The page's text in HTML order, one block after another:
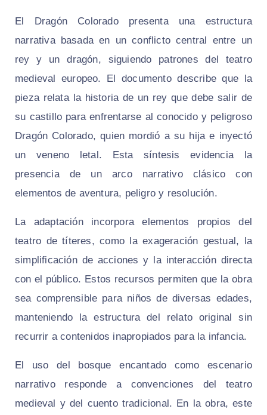
El Dragón Colorado presenta una estructura
narrativa basada en un conflicto central entre un
rey y un dragón, siguiendo patrones del teatro
medieval europeo. El documento describe que la
pieza relata la historia de un rey que debe salir de
su castillo para enfrentarse al conocido y peligroso
Dragón Colorado, quien mordió a su hija e inyectó
un veneno letal. Esta síntesis evidencia la
presencia de un arco narrativo clásico con
elementos de aventura, peligro y resolución.
La adaptación incorpora elementos propios del
teatro de títeres, como la exageración gestual, la
simplificación de acciones y la interacción directa
con el público. Estos recursos permiten que la obra
sea comprensible para niños de diversas edades,
manteniendo la estructura del relato original sin
recurrir a contenidos inapropiados para la infancia.
El uso del bosque encantado como escenario
narrativo responde a convenciones del teatro
medieval y del cuento tradicional. En la obra, este